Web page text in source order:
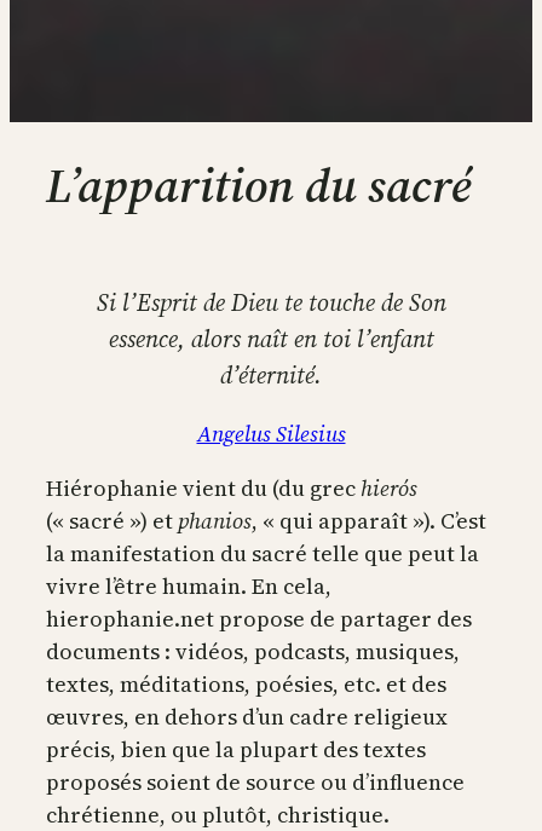
L’apparition du sacré
Si l’Esprit de Dieu te touche de Son
essence, alors naît en toi l’enfant
d’éternité.
Angelus Silesius
Hiérophanie vient du (du grec hierós
(« sacré ») et phanios, « qui apparaît »). C’est
la manifestation du sacré telle que peut la
vivre l’être humain. En cela,
hierophanie.net propose de partager des
documents : vidéos, podcasts, musiques,
textes, méditations, poésies, etc. et des
œuvres, en dehors d’un cadre religieux
précis, bien que la plupart des textes
proposés soient de source ou d’influence
chrétienne, ou plutôt, christique.